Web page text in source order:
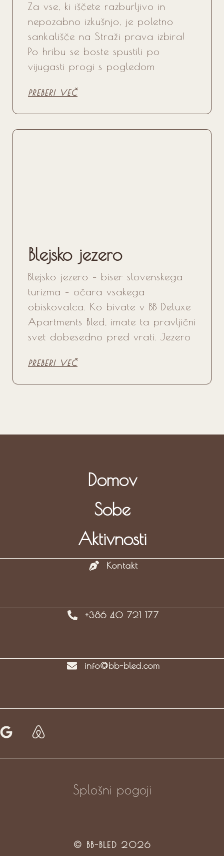
Za vse, ki iščete razburljivo in
nepozabno izkušnjo, je poletno
sankališče na Straži prava izbira!
Po hribu se boste spustili po
vijugasti progi s pogledom
PREBERI VEČ
Blejsko jezero
Blejsko jezero – biser slovenskega
turizma – očara vsakega
obiskovalca. Ko bivate v BB Deluxe
Apartments Bled, imate ta pravljični
svet dobesedno pred vrati. Jezero
PREBERI VEČ
Domov
Sobe
Aktivnosti
Kontakt
+386 40 721 177
info@bb-bled.com
Splošni pogoji
© BB-BLED 2026